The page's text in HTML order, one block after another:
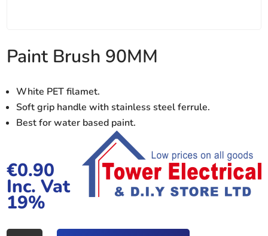
Paint Brush 90MM
White PET filamet.
Soft grip handle with stainless steel ferrule.
Best for water based paint.
€0.90
Inc. Vat
19%